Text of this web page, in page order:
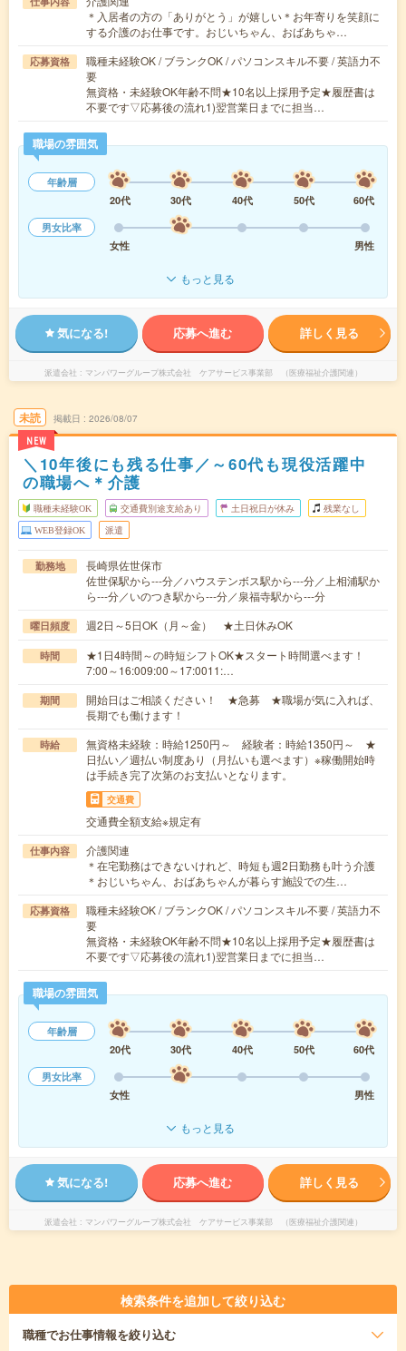
＊入居者の方の「ありがとう」が嬉しい＊お年寄りを笑顔に
する介護のお仕事です。おじいちゃん、おばあちゃ…
応募資格
職種未経験OK / ブランクOK / パソコンスキル不要 / 英語力不
要
無資格・未経験OK年齢不問★10名以上採用予定★履歴書は
不要です▽応募後の流れ1)翌営業日までに担当…
職場の雰囲気
年齢層
20代
30代 40代 50代
60代
男女比率
女性
男性
もっと見る
気になる! 応募へ進む 詳しく見る
派遣会社 マンパワーグループ株式会社 ケアサービス事業部 （医療福祉介護関連）
未読
NEW
掲載日 2026/08/07
＼10年後にも残る仕事／～60代も現役活躍中
の職場へ＊介護
職種未経験OK 交通費別途支給あり 土日祝日が休み 残業なし
WEB登録OK 派遣
勤務地
長崎県佐世保市
佐世保駅から---分／ハウステンボス駅から---分／上相浦駅か
ら---分／いのつき駅から---分／泉福寺駅から---分
曜日頻度 週2日～5日OK（月～金） ★土日休みOK
時間
★1日4時間～の時短シフトOK★スタート時間選べます！
7:00～16:009:00～17:0011:…
期間
開始日はご相談ください！ ★急募 ★職場が気に入れば、
長期でも働けます！
時給
無資格未経験：時給1250円～ 経験者：時給1350円～ ★
日払い／週払い制度あり（月払いも選べます）※稼働開始時
は手続き完了次第のお支払いとなります。
交通費
交通費全額支給※規定有
仕事内容
介護関連
＊在宅勤務はできないけれど、時短も週2日勤務も叶う介護
＊おじいちゃん、おばあちゃんが暮らす施設での生…
応募資格
職種未経験OK / ブランクOK / パソコンスキル不要 / 英語力不
要
無資格・未経験OK年齢不問★10名以上採用予定★履歴書は
不要です▽応募後の流れ1)翌営業日までに担当…
職場の雰囲気
年齢層
20代
30代 40代 50代
60代
男女比率
女性
男性
もっと見る
気になる! 応募へ進む 詳しく見る
派遣会社 マンパワーグループ株式会社 ケアサービス事業部 （医療福祉介護関連）
検索条件を追加して絞り込む
職種でお仕事情報を絞り込む